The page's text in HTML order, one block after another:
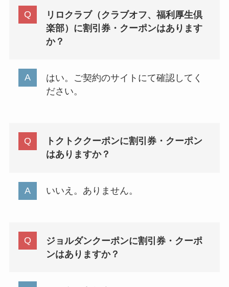
リロクラブ（クラブオフ、福利厚生倶
楽部）に割引券・クーポンはあります
か？
はい。ご契約のサイトにて確認してく
ださい。
トクトククーポンに割引券・クーポン
はありますか？
いいえ。ありません。
ジョルダンクーポンに割引券・クーポ
ンはありますか？